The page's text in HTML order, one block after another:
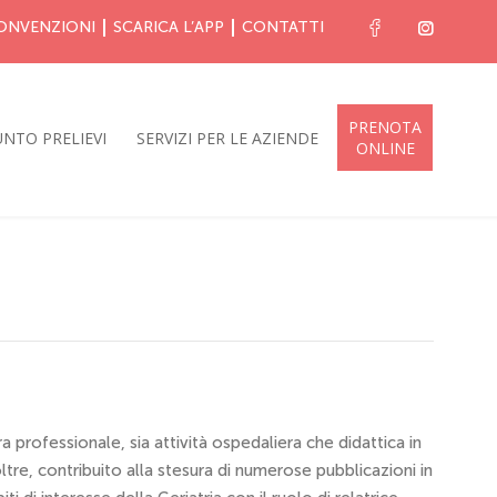
SCARICA L’APP CONTATTI
PRELIEVI SERVIZI PER LE AZIENDE
PRENOTA
ONLINE
professionale, sia attività ospedaliera che didattica in
contribuito alla stesura di numerose pubblicazioni in